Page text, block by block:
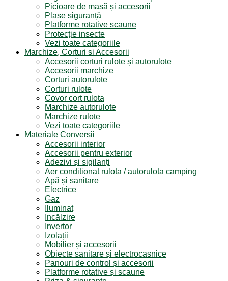
Picioare de masă și accesorii
Plase siguranță
Platforme rotative scaune
Protecție insecte
Vezi toate categoriile
Marchize, Corturi si Accesorii
Accesorii corturi rulote și autorulote
Accesorii marchize
Corturi autorulote
Corturi rulote
Covor cort rulota
Marchize autorulote
Marchize rulote
Vezi toate categoriile
Materiale Conversii
Accesorii interior
Accesorii pentru exterior
Adezivi și sigilanți
Aer conditionat rulota / autorulota camping
Apă și sanitare
Electrice
Gaz
Iluminat
Incălzire
Invertor
Izolații
Mobilier și accesorii
Obiecte sanitare și electrocasnice
Panouri de control și accesorii
Platforme rotative și scaune